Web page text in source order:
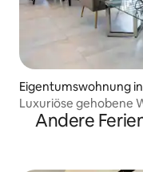
Eigentumswohnung
Luxuriöse gehobene
Andere